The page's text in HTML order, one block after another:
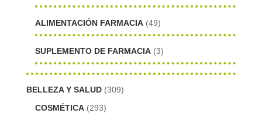
ALIMENTACIÓN FARMACIA (49)
SUPLEMENTO DE FARMACIA (3)
BELLEZA Y SALUD (309)
COSMÉTICA (293)